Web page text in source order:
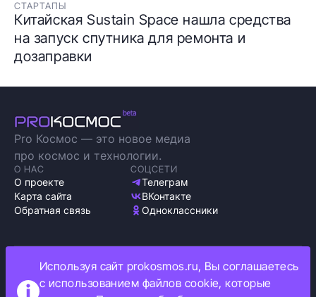
СТАРТАПЫ
Китайская Sustain Space нашла средства
на запуск спутника для ремонта и
дозаправки
Pro Космос — это новое медиа
про космос и технологии.
О НАС
О проекте
Карта сайта
Обратная связь
СОЦСЕТИ
Телеграм
ВКонтакте
Одноклассники
Политика обработки персональных данных
Как мы используем cookie
Используя сайт prokosmos.ru, Вы соглашаетесь
с использованием файлов cookie, которые